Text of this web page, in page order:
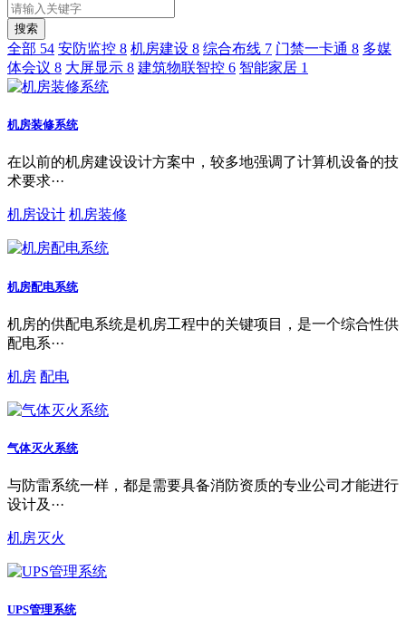
搜索
全部 54 安防监控 8 机房建设 8 综合布线 7 门禁一卡通 8 多媒
体会议 8 大屏显示 8 建筑物联智控 6 智能家居 1
机房装修系统
在以前的机房建设设计方案中，较多地强调了计算机设备的技
术要求···
机房设计 机房装修
机房配电系统
机房的供配电系统是机房工程中的关键项目，是一个综合性供
配电系···
机房 配电
气体灭火系统
与防雷系统一样，都是需要具备消防资质的专业公司才能进行
设计及···
机房灭火
UPS管理系统